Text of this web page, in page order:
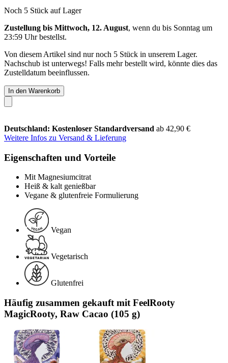
Noch 5 Stück auf Lager
Zustellung bis Mittwoch, 12. August, wenn du bis Sonntag um
23:59 Uhrbestellst.
Von diesem Artikel sind nur noch 5 Stück in unserem Lager.
Nachschub ist unterwegs! Falls mehr bestellt wird, könnte dies das
Zustelldatum beeinflussen.
In den Warenkorb
Deutschland: Kostenloser Standardversand ab 42,90 €
Weitere Infos zu Versand & Lieferung
Eigenschaften und Vorteile
Mit Magnesiumcitrat
Heiß & kalt genießbar
Vegane & glutenfreie Formulierung
Vegan
Vegetarisch
Glutenfrei
Häufig zusammen gekauft mit FeelRooty
MagicRooty, Raw Cacao (105 g)